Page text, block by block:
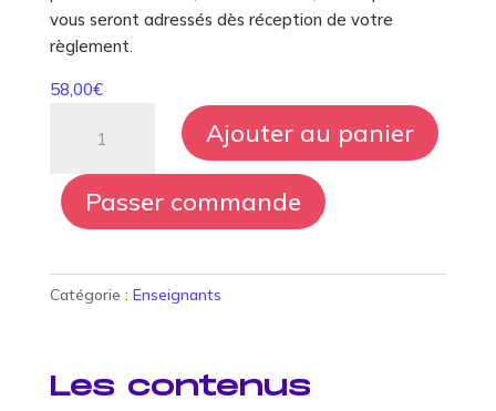
vous seront adressés dès réception de votre
règlement.
58,00€
éco-
gestes.
toi
de
Ajouter au panier
Passer commande
Catégorie : Enseignants
Les contenus